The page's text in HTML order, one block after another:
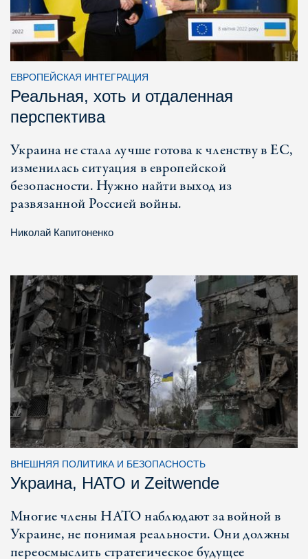
ЕВРОПЕЙСКАЯ ИНТЕГРАЦИЯ
Реальная, хоть и отдаленная
перспектива
Украина не стала лучше готова к членству в ЕС,
изменилась ситуация в европейской
безопасности. Нужно найти выход из
развязанной Россией войны.
Николай Капитоненко
ВНЕШНЯЯ ПОЛИТИКА И БЕЗОПАСНОСТЬ
Украина, НАТО и Zeitwende
Многие члены НАТО наблюдают за войной в
Украине, не понимая реальности. Они должны
переосмыслить стратегическое будущее